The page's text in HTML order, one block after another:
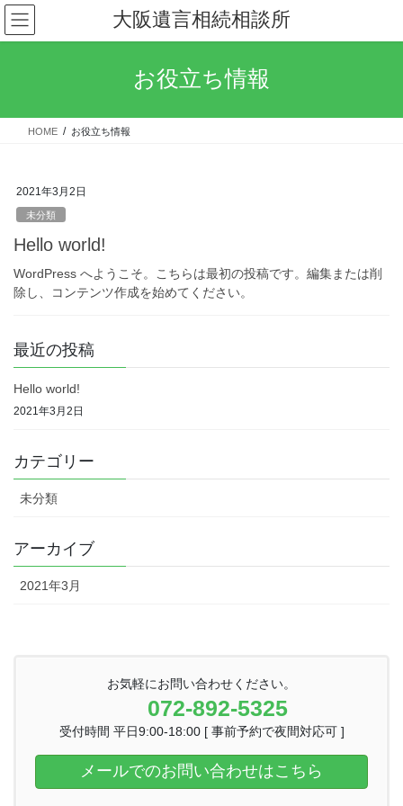
コ
ン
テ
ス
ナ
ビ
ゲ
ン
大阪遺言相続相談所
お役立ち情報
HOME お役立ち情報
2021年3月2日
未分類
Hello world!
WordPress へようこそ。こちらは最初の投稿です。編集または削
除し、コンテンツ作成を始めてください。
最近の投稿
Hello world!
2021年3月2日
カテゴリー
未分類
アーカイブ
2021年3月
お気軽にお問い合わせください。
072-892-5325
受付時間 平日9:00-18:00 [ 事前予約で夜間対応可 ]
メールでのお問い合わせはこちら